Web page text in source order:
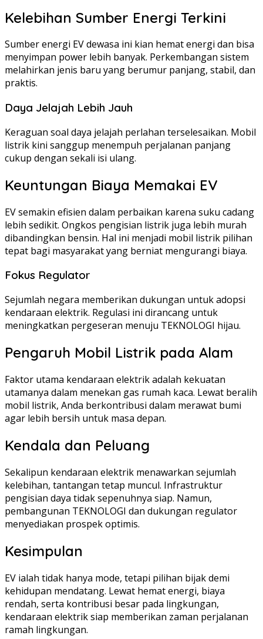
Kelebihan Sumber Energi Terkini
Sumber energi EV dewasa ini kian hemat energi dan bisa
menyimpan power lebih banyak. Perkembangan sistem
melahirkan jenis baru yang berumur panjang, stabil, dan
praktis.
Daya Jelajah Lebih Jauh
Keraguan soal daya jelajah perlahan terselesaikan. Mobil
listrik kini sanggup menempuh perjalanan panjang
cukup dengan sekali isi ulang.
Keuntungan Biaya Memakai EV
EV semakin efisien dalam perbaikan karena suku cadang
lebih sedikit. Ongkos pengisian listrik juga lebih murah
dibandingkan bensin. Hal ini menjadi mobil listrik pilihan
tepat bagi masyarakat yang berniat mengurangi biaya.
Fokus Regulator
Sejumlah negara memberikan dukungan untuk adopsi
kendaraan elektrik. Regulasi ini dirancang untuk
meningkatkan pergeseran menuju TEKNOLOGI hijau.
Pengaruh Mobil Listrik pada Alam
Faktor utama kendaraan elektrik adalah kekuatan
utamanya dalam menekan gas rumah kaca. Lewat beralih
mobil listrik, Anda berkontribusi dalam merawat bumi
agar lebih bersih untuk masa depan.
Kendala dan Peluang
Sekalipun kendaraan elektrik menawarkan sejumlah
kelebihan, tantangan tetap muncul. Infrastruktur
pengisian daya tidak sepenuhnya siap. Namun,
pembangunan TEKNOLOGI dan dukungan regulator
menyediakan prospek optimis.
Kesimpulan
EV ialah tidak hanya mode, tetapi pilihan bijak demi
kehidupan mendatang. Lewat hemat energi, biaya
rendah, serta kontribusi besar pada lingkungan,
kendaraan elektrik siap memberikan zaman perjalanan
ramah lingkungan.